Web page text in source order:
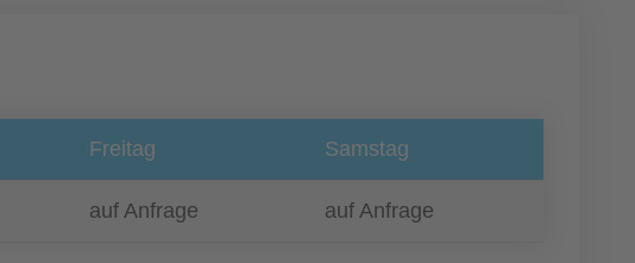
Freitag Samstag
auf Anfrage auf Anfrage